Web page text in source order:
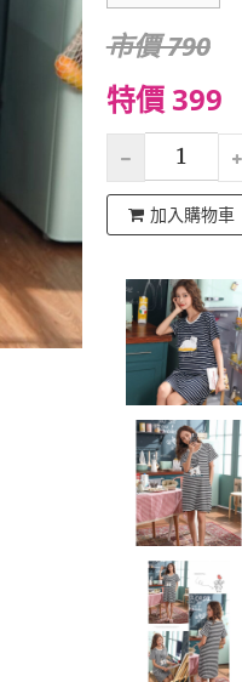
市價 790
特價 399
加入購物車